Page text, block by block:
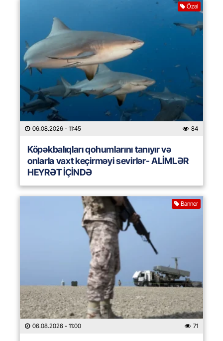
Özəl
06.08.2026 - 11:45 84
Köpəkbalıqları qohumlarını tanıyır və
onlarla vaxt keçirməyi sevirlər- ALİMLƏR
HEYRƏT İÇİNDƏ
Banner
06.08.2026 - 11:00 71